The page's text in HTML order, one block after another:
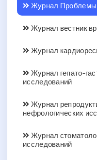
Журнал Проблемы
Журнал вестник
Журнал
Журнал гепато-
исследований
Журнал
нефрологических
Журнал
исследований